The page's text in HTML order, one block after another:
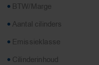
BTW/Marge
Aantal cilinders
Emissieklasse
Cilinderinhoud